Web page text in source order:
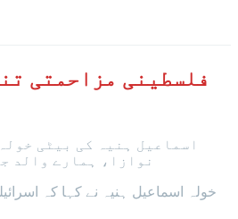
فلسطینی مزاحمتی
اسماعیل ہنیہ کی بیٹی
نوازا، ہمارے والد
خولہ اسماعیل ہنیہ نے کہا کہ